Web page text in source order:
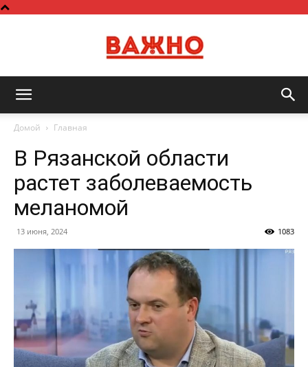
Домой Главная
В Рязанской области
растет заболеваемость
меланомой
13 июня, 2024 1083